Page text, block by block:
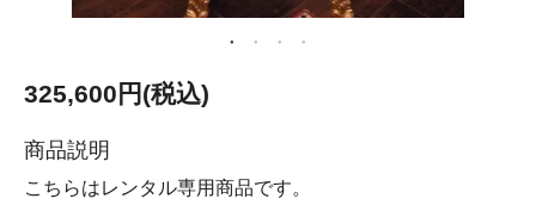
325,600円(税込)
商品説明
こちらはレンタル専用商品です。